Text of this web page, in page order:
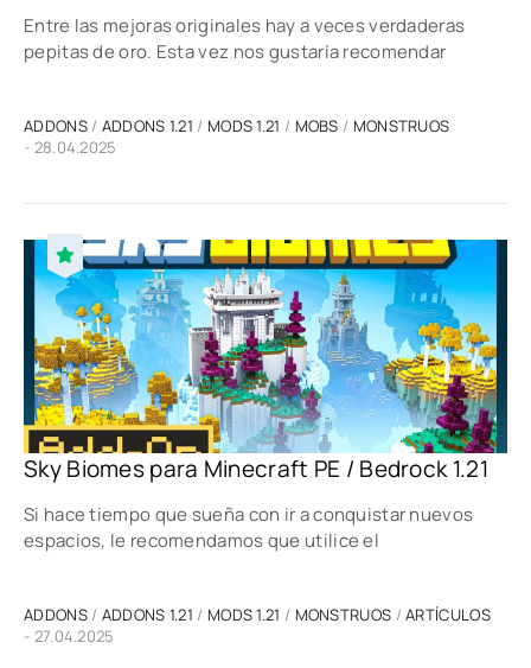
Entre las mejoras originales hay a veces verdaderas
pepitas de oro. Esta vez nos gustaría recomendar
ADDONS/ ADDONS 1.21 / MODS 1.21 / MOBS / MONSTRUOS
- 28.04.2025
Sky Biomes para Minecraft PE / Bedrock 1.21
Si hace tiempo que sueña con ir a conquistar nuevos
espacios, le recomendamos que utilice el
ADDONS/ ADDONS 1.21 / MODS 1.21 / MONSTRUOS /ARTÍCULOS
- 27.04.2025